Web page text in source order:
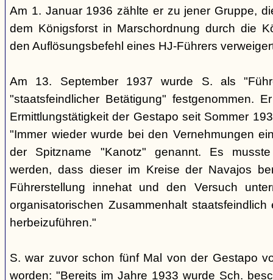
Am 1. Januar 1936 zählte er zu jener Gruppe,
dem Königsforst in Marschordnung durch die
den Auflösungsbefehl eines HJ-Führers
Am 13. September 1937 wurde S. als
"staatsfeindlicher Betätigung" festgenommen.
Ermittlungstätigkeit der Gestapo seit Sommer
"Immer wieder wurde bei den Vernehmungen
der Spitzname "Kanotz" genannt. Es
werden, dass dieser im Kreise der Navajos
Führerstellung innehat und den Versuch
organisatorischen Zusammenhalt staatsfeindlich
herbeizuführen."
S. war zuvor schon fünf Mal von der Gestapo
worden: "Bereits im Jahre 1933 wurde Sch.